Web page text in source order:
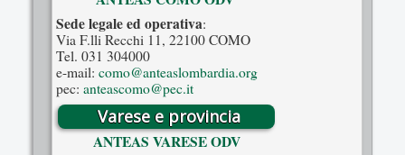
Sede legale ed operativa:
Via F.lli Recchi 11, 22100 COMO
Tel. 031 304000
e-mail: como@anteaslombardia.org
pec: anteascomo@pec.it
Varese e provincia
ANTEAS VARESE ODV